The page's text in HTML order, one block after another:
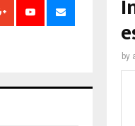
by